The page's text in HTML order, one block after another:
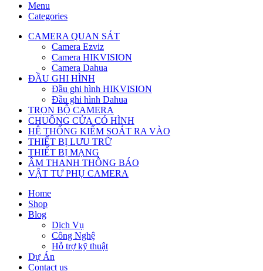
Menu
Categories
CAMERA QUAN SÁT
Camera Ezviz
Camera HIKVISION
Camera Dahua
ĐẦU GHI HÌNH
Đầu ghi hình HIKVISION
Đầu ghi hình Dahua
TRỌN BỘ CAMERA
CHUÔNG CỬA CÓ HÌNH
HỆ THỐNG KIỂM SOÁT RA VÀO
THIẾT BỊ LƯU TRỮ
THIẾT BỊ MẠNG
ÂM THANH THÔNG BÁO
VẬT TƯ PHỤ CAMERA
Home
Shop
Blog
Dịch Vụ
Công Nghệ
Hỗ trợ kỹ thuật
Dự Án
Contact us